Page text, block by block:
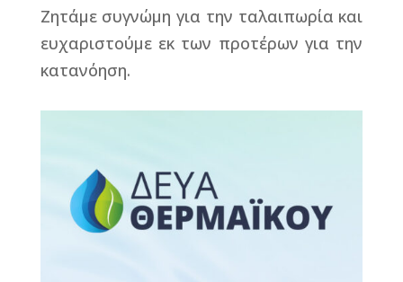
Ζητάμε συγνώμη για την ταλαιπωρία και
ευχαριστούμε εκ των προτέρων για την
κατανόηση.